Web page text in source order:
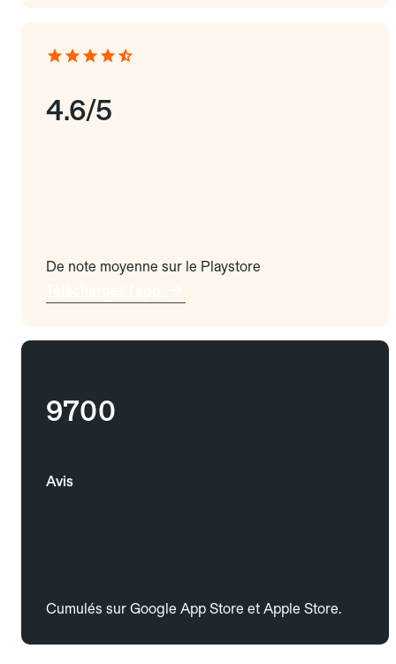
4.6/5
De note moyenne sur le Playstore
9700
Avis
Cumulés sur Google App Store et Apple Store.